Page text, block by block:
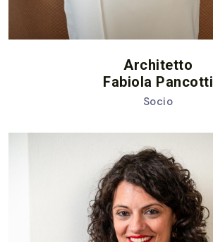
Architetto
Fabiola Pancotti
Socio